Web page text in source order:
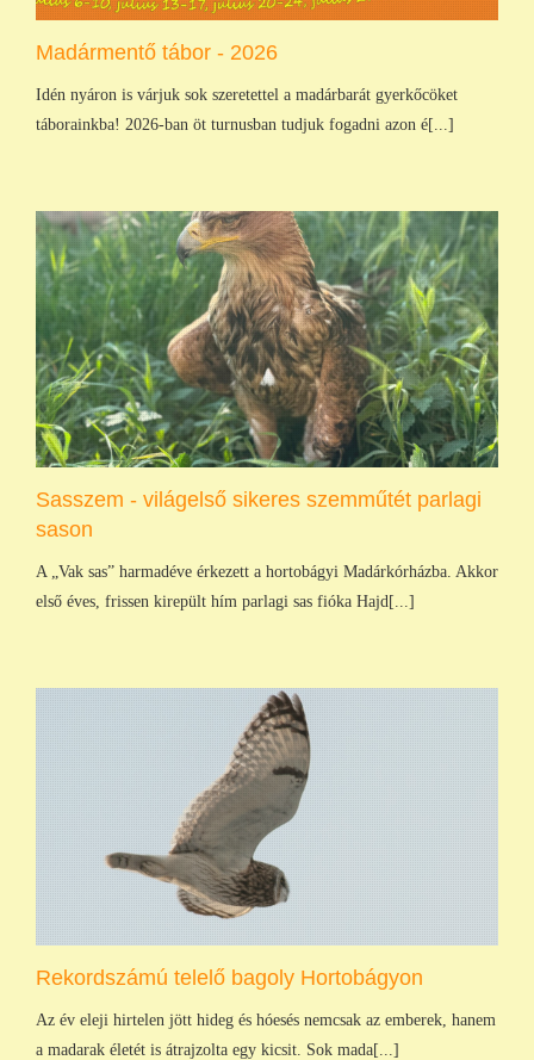
Madármentő tábor - 2026
Idén nyáron is várjuk sok szeretettel a madárbarát gyerkőcöket
táborainkba! 2026-ban öt turnusban tudjuk fogadni azon é[...]
Sasszem - világelső sikeres szemműtét parlagi
sason
A „Vak sas” harmadéve érkezett a hortobágyi Madárkórházba. Akkor
első éves, frissen kirepült hím parlagi sas fióka Hajd[...]
Rekordszámú telelő bagoly Hortobágyon
Az év eleji hirtelen jött hideg és hóesés nemcsak az emberek, hanem
a madarak életét is átrajzolta egy kicsit. Sok mada[...]